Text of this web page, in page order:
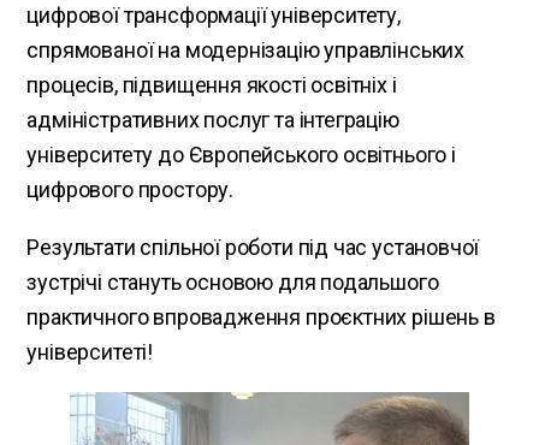
цифрової трансформації університету,
спрямованої на модернізацію управлінських
процесів, підвищення якості освітніх і
адміністративних послуг та інтеграцію
університету до Європейського освітнього і
цифрового простору.
Результати спільної роботи під час установчої
зустрічі стануть основою для подальшого
практичного впровадження проєктних рішень в
університеті!